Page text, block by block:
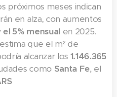
próximos meses indican
en alza, con aumentos
el 5% mensual en 2025.
que el m² de
alcanzar los 1.146.365
como Santa Fe, el